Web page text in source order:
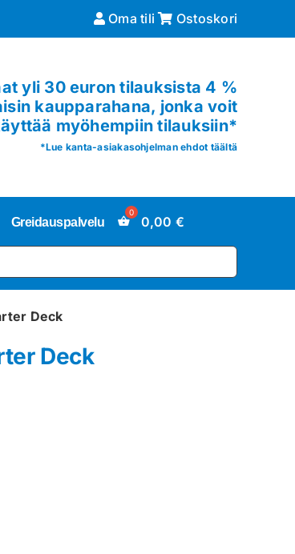
Oma tili Ostoskori
yli 30 euron tilauksista 4 %
kaupparahana, jonka voit
myöhempiin tilauksiin*
*Lue kanta-asiakasohjelman ehdot täältä
Greidauspalvelu 0,00 €
Deck
Deck